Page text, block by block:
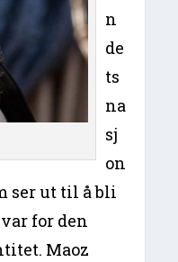
n
de
ts
na
sj
on
ser ut til å bli
for den
Maoz